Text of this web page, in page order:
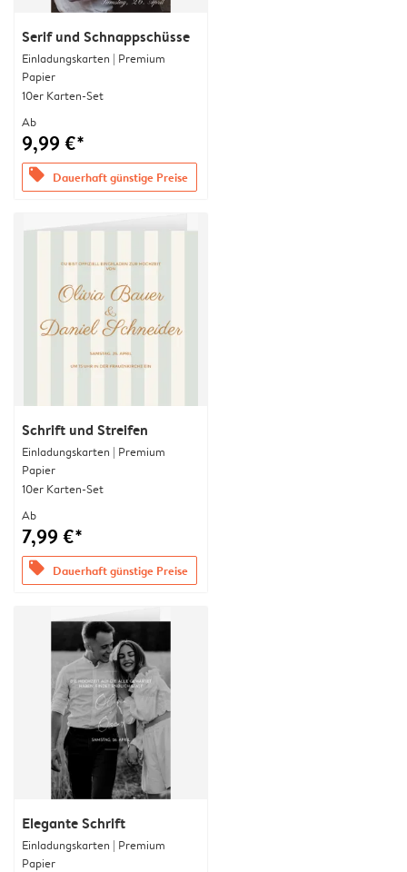
Serif und Schnappschüsse
Einladungskarten | Premium
Papier
10er Karten-Set
Ab
9,99 €*
offers Dauerhaft günstige Preise
Schrift und Streifen
Einladungskarten | Premium
Papier
10er Karten-Set
Ab
7,99 €*
offers Dauerhaft günstige Preise
Elegante Schrift
Einladungskarten | Premium
Papier